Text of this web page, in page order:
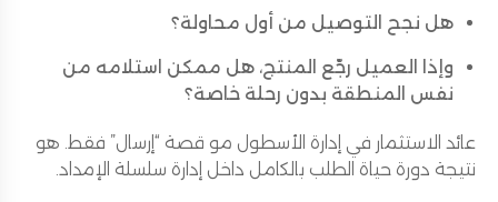
هل نجح التوصيل من أول محاولة؟
وإذا العميل رجّع المنتج، هل ممكن استلامه من
نفس المنطقة بدون رحلة خاصة؟
عائد الاستثمار في إدارة الأسطول مو قصة “إرسال” فقط. هو
نتيجة دورة حياة الطلب بالكامل داخل إدارة سلسلة الإمداد.